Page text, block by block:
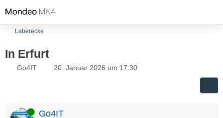
Laberecke
In Erfurt
Go4IT 20. Januar 2026 um 17:30
Online Go4IT